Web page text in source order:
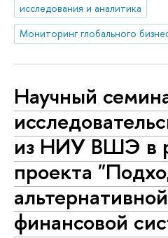
исследования и аналитика
Мониторинг глобального
Научный
из НИУ ВШЭ в
проекта
финансовой